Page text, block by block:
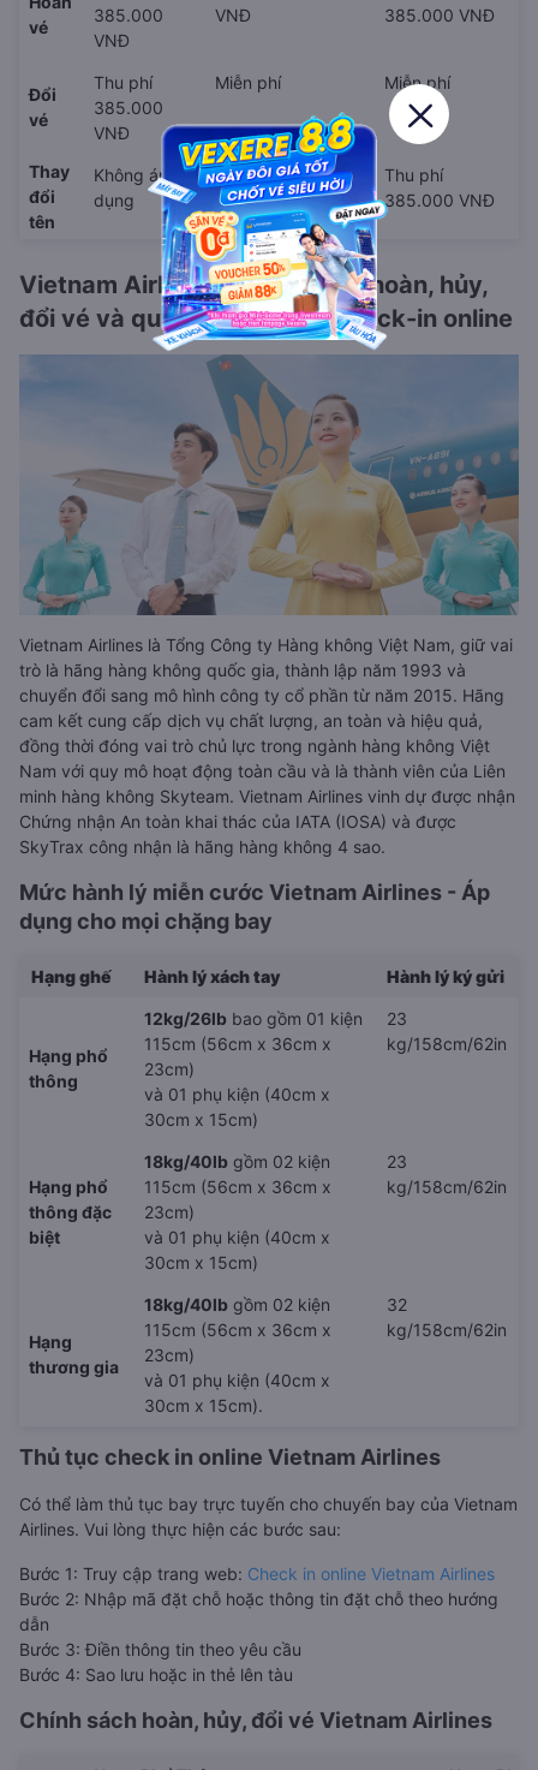
vé
385.000
VNĐ
VNĐ 385.000 VNĐ
Đổi
vé
Thu phí
385.000
VNĐ
Miễn phí Miễn phí
Thay
đổi
tên
Không áp
dụng
Không áp dụng
Thu phí
385.000 VNĐ
Vietnam Airlines - Chính sách hoàn, hủy,
đổi vé và quy định hành lý, check-in online
Vietnam Airlines là Tổng Công ty Hàng không Việt Nam, giữ vai
trò là hãng hàng không quốc gia, thành lập năm 1993 và
chuyển đổi sang mô hình công ty cổ phần từ năm 2015. Hãng
cam kết cung cấp dịch vụ chất lượng, an toàn và hiệu quả,
đồng thời đóng vai trò chủ lực trong ngành hàng không Việt
Nam với quy mô hoạt động toàn cầu và là thành viên của Liên
minh hàng không Skyteam. Vietnam Airlines vinh dự được nhận
Chứng nhận An toàn khai thác của IATA (IOSA) và được
SkyTrax công nhận là hãng hàng không 4 sao.
Mức hành lý miễn cước Vietnam Airlines - Áp
dụng cho mọi chặng bay
Hạng ghế Hành lý xách tay Hành lý ký gửi
Hạng phổ
thông
12kg/26lb bao gồm 01 kiện
115cm (56cm x 36cm x
23cm)
và 01 phụ kiện (40cm x
30cm x 15cm)
23
kg/158cm/62in
Hạng phổ
thông đặc
biệt
18kg/40lb gồm 02 kiện
115cm (56cm x 36cm x
23cm)
và 01 phụ kiện (40cm x
30cm x 15cm)
23
kg/158cm/62in
Hạng
thương gia
18kg/40lb gồm 02 kiện
115cm (56cm x 36cm x
23cm)
và 01 phụ kiện (40cm x
30cm x 15cm).
32
kg/158cm/62in
Thủ tục check in online Vietnam Airlines
Có thể làm thủ tục bay trực tuyến cho chuyến bay của Vietnam
Airlines. Vui lòng thực hiện các bước sau:
Bước 1: Truy cập trang web: Check in online Vietnam Airlines
Bước 2: Nhập mã đặt chỗ hoặc thông tin đặt chỗ theo hướng
dẫn
Bước 3: Điền thông tin theo yêu cầu
Bước 4: Sao lưu hoặc in thẻ lên tàu
Chính sách hoàn, hủy, đổi vé Vietnam Airlines